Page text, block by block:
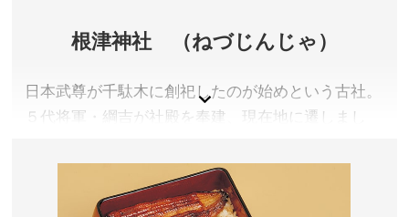
ら徒歩10分
所在地／東京都台東区上野公園9-88
上野東照宮 公式サイト
根津神社 （ねづじんじゃ）
日本武尊が千駄木に創祀したのが始めという古社。
５代将軍・綱吉が社殿を奉建、現在地に遷しまし
東京都文京区根津
拝観料／無料